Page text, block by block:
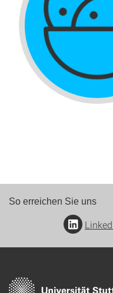
So erreichen Sie uns